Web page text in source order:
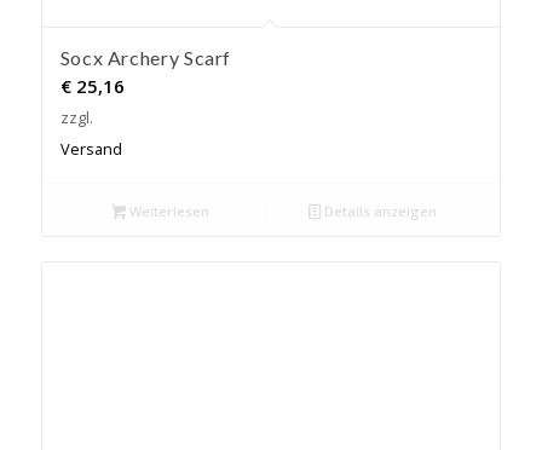
Socx Archery Scarf
€25,16
zzgl.
Versand
Weiterlesen Details anzeigen